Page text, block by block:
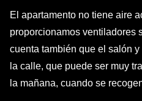
El apartamento no tiene aire
proporcionamos ventiladores
cuenta también que el salón
la calle, que puede ser muy
la mañana, cuando se